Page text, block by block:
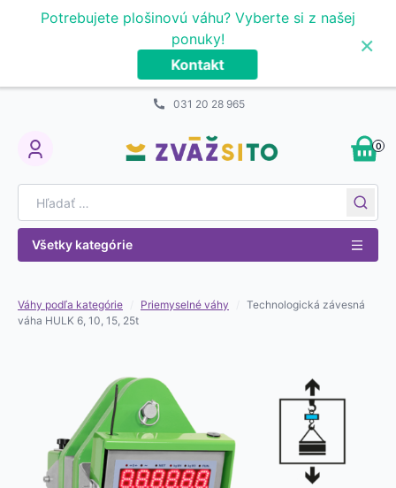
Potrebujete plošinovú váhu? Vyberte si z našej
ponuky!
Kontakt
×
031 20 28 965
My Account
0
Všetky kategórie
Váhy podľa kategórie Priemyselné váhy
Technologická závesná
váha HULK 6, 10, 15, 25t